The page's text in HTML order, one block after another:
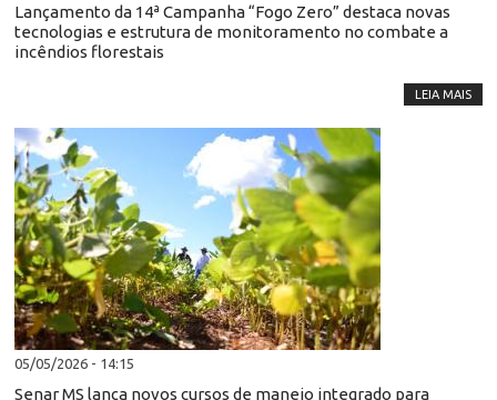
Lançamento da 14ª Campanha “Fogo Zero” destaca novas
tecnologias e estrutura de monitoramento no combate a
incêndios florestais
LEIA MAIS
05/05/2026 - 14:15
Senar MS lança novos cursos de manejo integrado para